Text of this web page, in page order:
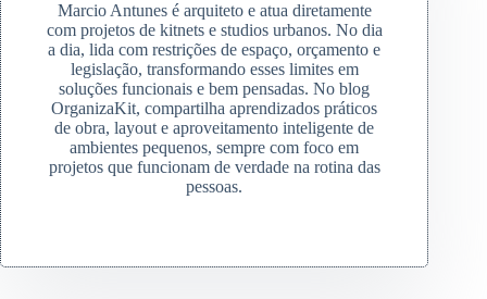
Marcio Antunes é arquiteto e atua diretamente
com projetos de kitnets e studios urbanos. No dia
a dia, lida com restrições de espaço, orçamento e
legislação, transformando esses limites em
soluções funcionais e bem pensadas. No blog
OrganizaKit, compartilha aprendizados práticos
de obra, layout e aproveitamento inteligente de
ambientes pequenos, sempre com foco em
projetos que funcionam de verdade na rotina das
pessoas.